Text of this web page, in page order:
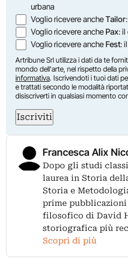
urbana
Voglio ricevere ancheTailor
Voglio ricevere anchePax: il
Voglio ricevere ancheFest:
Artribune Srl utilizza i dati da te
mondo dell'arte, nel rispetto della
informativa. Iscrivendoti i tuoi dati
e trattati secondo le modalità
disiscriverti in qualsiasi momento
Iscriviti
Francesca Alix
Dopo gli studi
laurea in Storia
Storia e
prime
filosofico di David
storiografica più
Scopri di più